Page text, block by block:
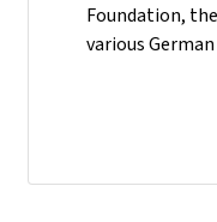
Foundation,
various